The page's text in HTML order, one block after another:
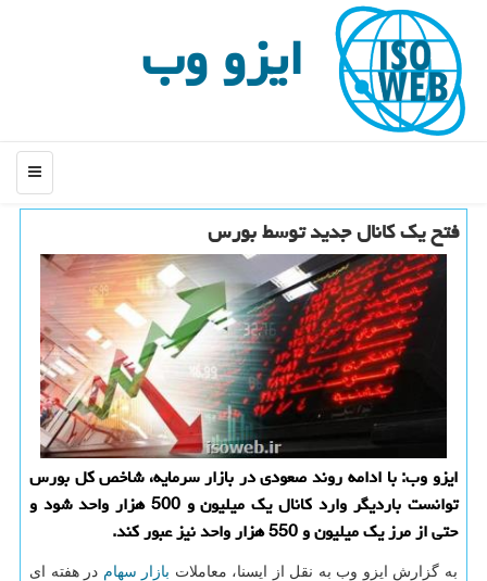
ایزو وب
منو
فتح یک کانال جدید توسط بورس
ایزو وب: با ادامه روند صعودی در بازار سرمایه، شاخص کل بورس
توانست باردیگر وارد کانال یک میلیون و 500 هزار واحد شود و
حتی از مرز یک میلیون و 550 هزار واحد نیز عبور کند.
به گزارش ایزو وب به نقل از ایسنا، معاملات بازار سهام در هفته ای